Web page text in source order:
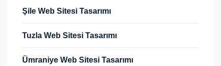
Şile Web Sitesi Tasarımı
Tuzla Web Sitesi Tasarımı
Ümraniye Web Sitesi Tasarımı